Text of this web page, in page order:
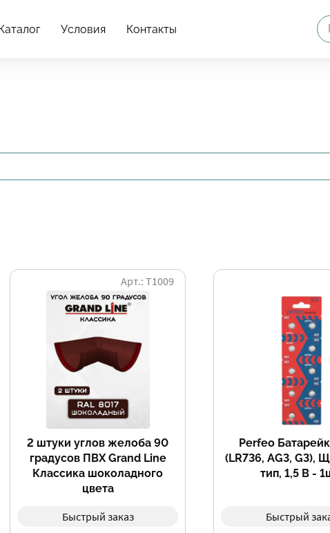
Условия Контакты
2 штуки углов желоба 90
градусов ПВХ Grand Line
Классика шоколадного
цвета
Арт.: Т1009
Быстрый заказ
Perfeo
(LR736, AG3, G3),
тип, 1,5 В -
Быстрый